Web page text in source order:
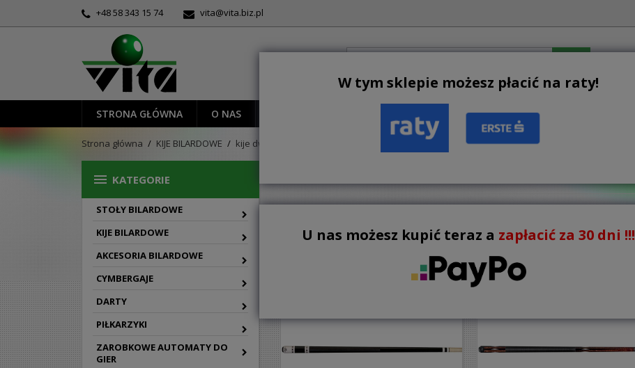
W tym sklepie możesz płacić na raty!
U nas możesz kupić teraz a zapłacić za 30 dni !!!
+48 58 343 15 74 vita@vita.biz.pl
STRONA GŁÓWNA O NAS NOWOŚCI REGULAMIN
Strona główna KIJE BILARDOWE kije dwuczęściowe pool
 KATEGORIE
STOŁY BILARDOWE
KIJE BILARDOWE
AKCESORIA BILARDOWE
CYMBERGAJE
DARTY
PIŁKARZYKI
ZAROBKOWE AUTOMATY DO
GIER